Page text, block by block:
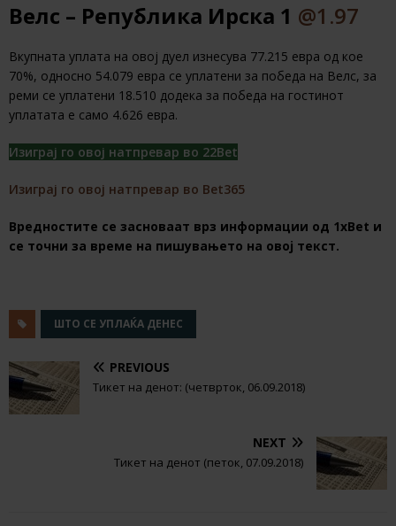
Велс – Република Ирска 1 @1.97
Вкупната уплата на овој дуел изнесува 77.215 евра од кое
70%, односно 54.079 евра се уплатени за победа на Велс, за
реми се уплатени 18.510 додека за победа на гостинот
уплатата е само 4.626 евра.
Изиграј го овој натпревар во 22Bet
Изиграј го овој натпревар во Bet365
Вредностите се засноваат врз информации од 1хBet и
се точни за време на пишувањето на овој текст.
ШТО СЕ УПЛАЌА ДЕНЕС
PREVIOUS
Тикет на денот: (четврток, 06.09.2018)
NEXT
Тикет на денот (петок, 07.09.2018)